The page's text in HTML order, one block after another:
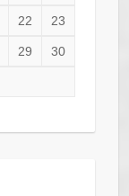
22 23
29 30